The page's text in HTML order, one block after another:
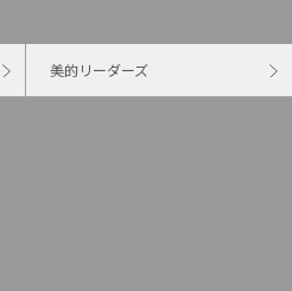
美的リーダーズ